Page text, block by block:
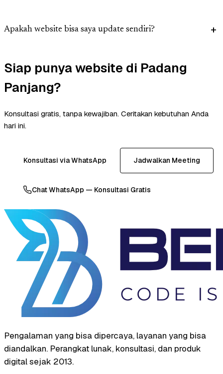
Apakah website bisa saya update sendiri?
Siap punya website di Padang
Panjang?
Konsultasi gratis, tanpa kewajiban. Ceritakan kebutuhan Anda
hari ini.
Konsultasi via WhatsApp Jadwalkan Meeting
Chat WhatsApp — Konsultasi Gratis
Pengalaman yang bisa dipercaya, layanan yang bisa
diandalkan. Perangkat lunak, konsultasi, dan produk
digital sejak 2013.